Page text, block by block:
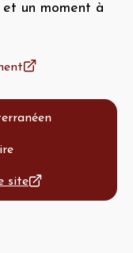
un moment à
site